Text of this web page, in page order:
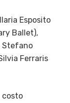
Esposito
Ballet),
Stefano
Ferraris
costo